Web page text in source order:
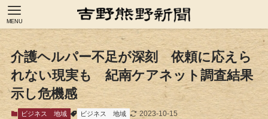
MENU
介護ヘルパー不足が深刻 依頼に応えら
れない現実も 紀南ケアネット調査結果
示し危機感
ビジネス 地域 ビジネス 地域 2023-10-15